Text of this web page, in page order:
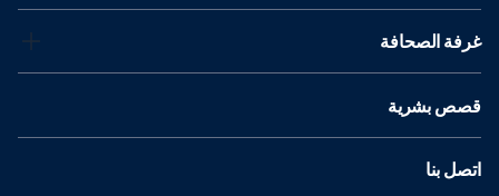
غرفة الصحافة
قصص بشرية
اتصل بنا